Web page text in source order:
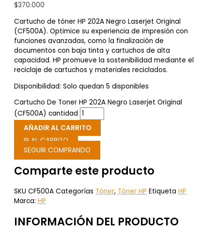
$370.000
Cartucho de tóner HP 202A Negro Laserjet Original
(CF500A). Optimice su experiencia de impresión con
funciones avanzadas, como la finalización de
documentos con baja tinta y cartuchos de alta
capacidad. HP promueve la sostenibilidad mediante el
reciclaje de cartuchos y materiales reciclados.
Disponibilidad: Solo quedan 5 disponibles
Cartucho De Toner HP 202A Negro Laserjet Original
(CF500A) cantidad
AÑADIR AL CARRITO
IR AL CARRITO
SEGUIR COMPRANDO
Comparte este producto
SKUCF500ACategorías Tóner, Tóner HP Etiqueta HP
Marca:HP
INFORMACIÓN DEL PRODUCTO